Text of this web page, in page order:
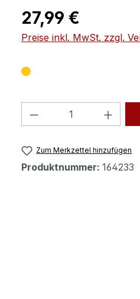
Regulärer Preis:
27,99 €
Preise inkl. MwSt. zzgl.
Produkt
Zum Merkzettel hinzufügen
Produktnummer: 164233